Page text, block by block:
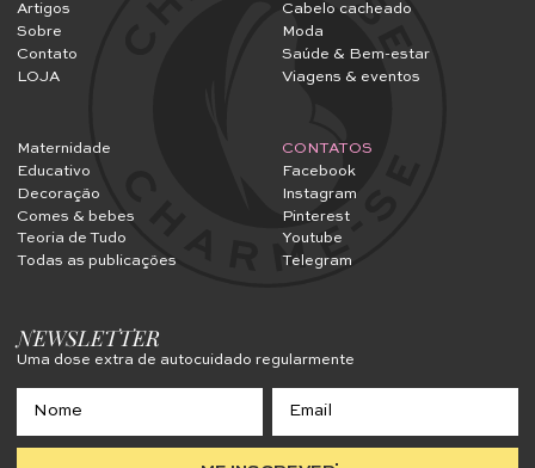
Artigos
Sobre
Contato
LOJA
Cabelo cacheado
Moda
Saúde & Bem-estar
Viagens & eventos
Maternidade
Educativo
Decoração
Comes & bebes
Teoria de Tudo
Todas as publicações
CONTATOS
Facebook
Instagram
Pinterest
Youtube
Telegram
NEWSLETTER
Uma dose extra de autocuidado regularmente